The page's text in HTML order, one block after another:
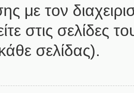
με τον
στις
σελίδας).